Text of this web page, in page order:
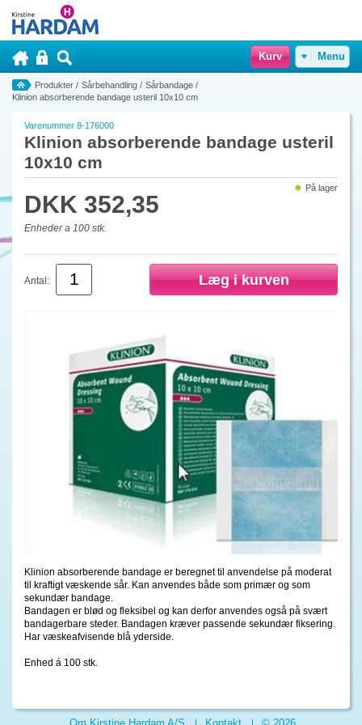
Kurv Menu
Produkter / Sårbehandling / Sårbandage /
Klinion absorberende bandage usteril 10x10 cm
Varenummer 8-176000
Klinion absorberende bandage usteril
10x10 cm
På lager
DKK 352,35
Enheder a 100 stk.
Antal:
Klinion absorberende bandage er beregnet til anvendelse på moderat
til kraftigt væskende sår. Kan anvendes både som primær og som
sekundær bandage.
Bandagen er blød og fleksibel og kan derfor anvendes også på svært
bandagerbare steder. Bandagen kræver passende sekundær fiksering.
Har væskeafvisende blå yderside.
Enhed á 100 stk.